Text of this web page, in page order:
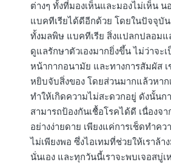
ต่างๆ ทั้งที่มองเห็นและมองไม่เห็น
แบคทีเรียได้ดีอีกด้วย โดยในปัจจุบั
ทั้งมลพิษ แบคทีเรีย สิ่งแปลกปลอมแ
ดูแลรักษาตัวเองมากยิ่งขึ้น ไม่ว่าจะ
หน้ากากอนามัย และทางการสัมผัส
หยิบจับสิ่งของ โดยส่วนมากแล้วหาก
ทำให้เกิดความไม่สะดวกอยู่ ดังนั้นก
สามารถป้องกันเชื้อโรคได้ดี เนื่องจ
อย่างง่ายดาย เพียงแค่การเช็ดทำค
ไม่เพียงพอ ซึ่งไอเทมที่ช่วยให้เราล้
นั่นเอง และทุกวันนี้เราจะพบเจอสบู่